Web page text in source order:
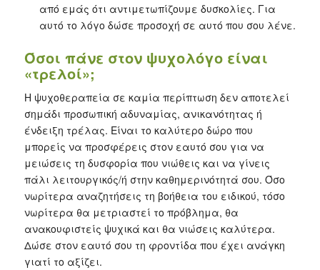
από εμάς ότι αντιμετωπίζουμε δυσκολίες. Για
αυτό το λόγο δώσε προσοχή σε αυτό που σου λένε.
Όσοι πάνε στον ψυχολόγο είναι
«τρελοί»;
Η ψυχοθεραπεία σε καμία περίπτωση δεν αποτελεί
σημάδι προσωπική αδυναμίας, ανικανότητας ή
ένδειξη τρέλας. Είναι το καλύτερο δώρο που
μπορείς να προσφέρεις στον εαυτό σου για να
μειώσεις τη δυσφορία που νιώθεις και να γίνεις
πάλι λειτουργικός/ή στην καθημερινότητά σου. Όσο
νωρίτερα αναζητήσεις τη βοήθεια του ειδικού, τόσο
νωρίτερα θα μετριαστεί το πρόβλημα, θα
ανακουφιστείς ψυχικά και θα νιώσεις καλύτερα.
Δώσε στον εαυτό σου τη φροντίδα που έχει ανάγκη
γιατί το αξίζει.